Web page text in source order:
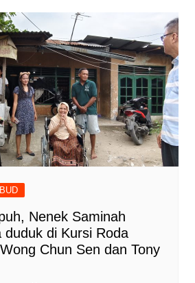
Nenek Saminah
duduk di Kursi Roda
Chun Sen dan Tony